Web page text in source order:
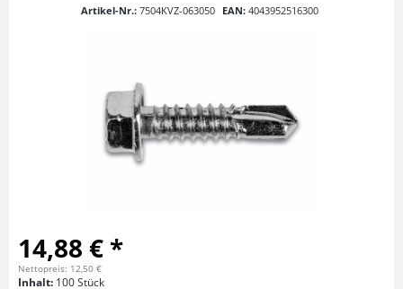
Artikel-Nr.: 7504KVZ-063050 EAN: 4043952516300
14,88 € *
Nettopreis: 12,50 €
Inhalt: 100 Stück